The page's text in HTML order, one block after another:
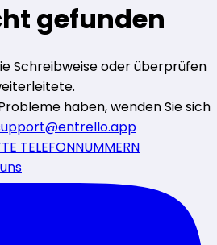
gefunden
Schreibweise oder überprüfen
haben, wenden Sie sich
TELEFONNUMMERN